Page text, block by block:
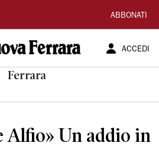
ABBONATI
ACCEDI
Ferrara
Alfio» Un addio in